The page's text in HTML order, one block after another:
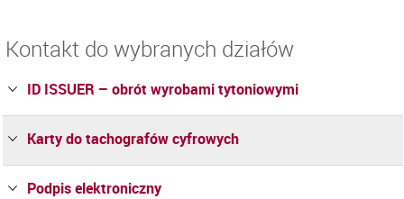
Kontakt do wybranych działów
ID ISSUER – obrót wyrobami tytoniowymi
Karty do tachografów cyfrowych
Podpis elektroniczny